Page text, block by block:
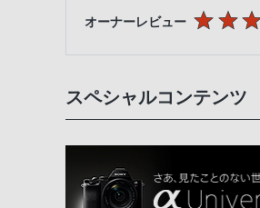
オーナーレビュー
スペシャルコンテンツ